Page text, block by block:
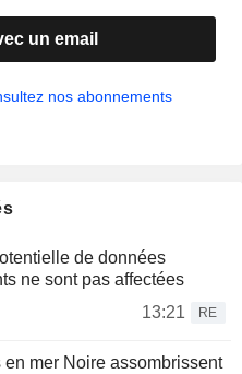
un email
nos abonnements
de données
ne sont pas affectées
13:21
RE
mer Noire assombrissent